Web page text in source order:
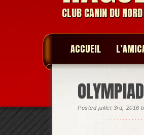
CLUB CANIN DU
ACCUEIL
Posted juillet 3rd, 2016